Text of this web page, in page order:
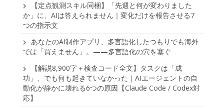
【定点観測スキル同梱】「先週と何が変わりました
か」に、AIは答えられません｜変化だけを報告させる7
つの指示文
あなたのAI制作アプリ、多言語化したつもりでも海外
では「買えません」。——多言語化の穴を塞ぐ
【解説8,900字＋検査コード全文】タスクは「成
功」、でも何も起きていなかった｜AIエージェントの自
動化が静かに壊れる6つの原因【Claude Code / Codex対
応】